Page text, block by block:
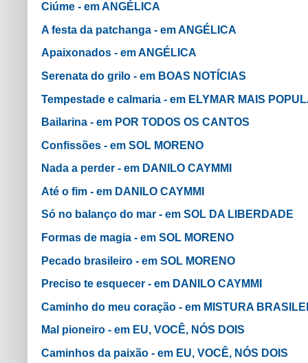
Ciúme - em ANGÉLICA
A festa da patchanga - em ANGÉLICA
Apaixonados - em ANGÉLICA
Serenata do grilo - em BOAS NOTÍCIAS
Tempestade e calmaria - em ELYMAR MAIS
Bailarina - em POR TODOS OS CANTOS
Confissões - em SOL MORENO
Nada a perder - em DANILO CAYMMI
Até o fim - em DANILO CAYMMI
Só no balanço do mar - em SOL DA LIBERDADE
Formas de magia - em SOL MORENO
Pecado brasileiro - em SOL MORENO
Preciso te esquecer - em DANILO CAYMMI
Caminho do meu coração - em MISTURA
Mal pioneiro - em EU, VOCÊ, NÓS DOIS
Caminhos da paixão - em EU, VOCÊ, NÓS DOIS